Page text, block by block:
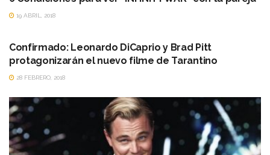
19 ABRIL, 2018
Confirmado: Leonardo DiCaprio y Brad Pitt
protagonizarán el nuevo filme de Tarantino
28 FEBRERO, 2018